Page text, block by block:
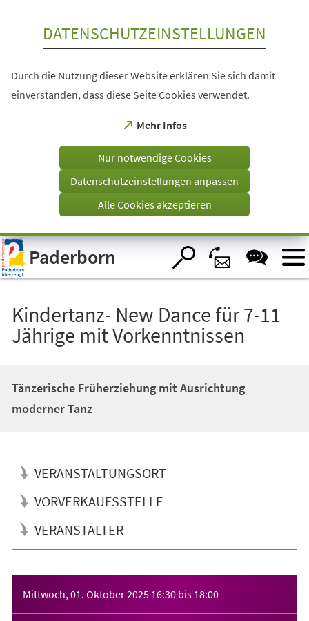
Visuelle
Assistenzsoftware
öffnen.
DATENSCHUTZEINSTELLUNGEN
Durch die Nutzung dieser Website erklären Sie sich damit
einverstanden, dass diese Seite Cookies verwendet.
Mehr Infos
(Öffnet
einem
Tab)
Nur notwendige Cookies
Datenschutzeinstellungen anpassen
Alle Cookies akzeptieren
Paderborn
Kindertanz- New Dance für 7-11
Jährige mit Vorkenntnissen
Tänzerische Früherziehung mit Ausrichtung
moderner Tanz
VERANSTALTUNGSORT
VORVERKAUFSSTELLE
VERANSTALTER
Mittwoch, 01. Oktober 2025 16:30 bis 18:00